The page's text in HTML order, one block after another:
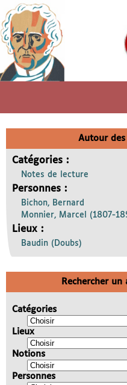
Autour
Catégories :
Notes de lecture
Personnes :
Bichon, Bernard
Monnier, Marcel (1807-
Lieux :
Baudin (Doubs)
Rechercher
Catégories
Lieux
Notions
Personnes